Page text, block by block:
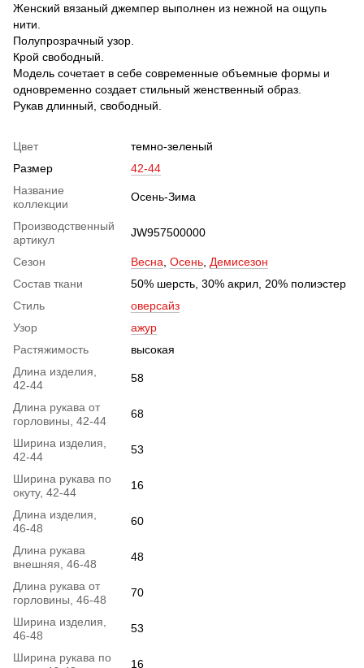
Женский вязаный джемпер выполнен из нежной на ощупь
нити.
Полупрозрачный узор.
Крой свободный.
Модель сочетает в себе современные объемные формы и
одновременно создает стильный женственный образ.
Рукав длинный, свободный.
Цвет
темно-зеленый
Размер
42-44
Название
коллекции
Осень-Зима
Производственный
артикул
JW957500000
Сезон Весна Осень Демисезон
Состав ткани
50% шерсть, 30% акрил, 20% полиэстер
Стиль
оверсайз
Узор
ажур
Растяжимость
высокая
Длина изделия,
42-44
58
Длина рукава от
горловины, 42-44
68
Ширина изделия,
42-44
53
Ширина рукава по
окуту, 42-44
16
Длина изделия,
46-48
60
Длина рукава
внешняя, 46-48
48
Длина рукава от
горловины, 46-48
70
Ширина изделия,
46-48
53
Ширина рукава по
16